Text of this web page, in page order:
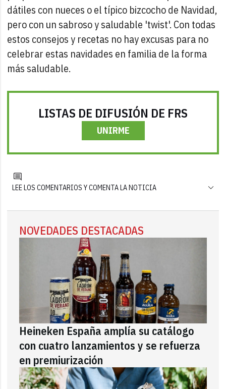
dátiles con nueces o el típico bizcocho de Navidad,
pero con un sabroso y saludable 'twist'. Con todas
estos consejos y recetas no hay excusas para no
celebrar estas navidades en familia de la forma
más saludable.
LISTAS DE DIFUSIÓN DE FRS
UNIRME
LEE LOS COMENTARIOS Y COMENTA LA NOTICIA
NOVEDADES DESTACADAS
Heineken España amplía su catálogo
con cuatro lanzamientos y se refuerza
en premiurización